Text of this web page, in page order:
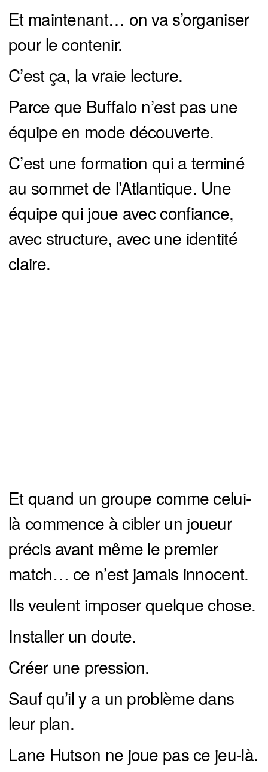
Et maintenant… on va s’organiser
pour le contenir.
C’est ça, la vraie lecture.
Parce que Buffalo n’est pas une
équipe en mode découverte.
C’est une formation qui a terminé
au sommet de l’Atlantique. Une
équipe qui joue avec confiance,
avec structure, avec une identité
claire.
Et quand un groupe comme celui-
là commence à cibler un joueur
précis avant même le premier
match… ce n’est jamais innocent.
Ils veulent imposer quelque chose.
Installer un doute.
Créer une pression.
Sauf qu’il y a un problème dans
leur plan.
Lane Hutson ne joue pas ce jeu-là.